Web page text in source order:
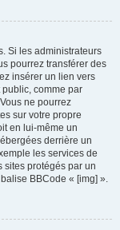
Si les administrateurs
pourrez transférer des
insérer un lien vers
comme par
ne pourrez
sur votre propre
en lui-même un
derrière un
les services de
sites protégés par un
BBCode « [img] ».